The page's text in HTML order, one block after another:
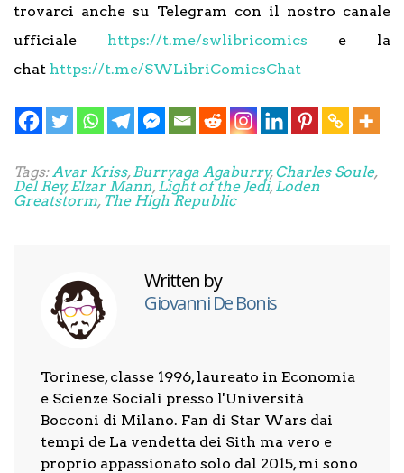
trovarci anche su Telegram con il nostro canale
ufficiale https://t.me/swlibricomics e la
chat https://t.me/SWLibriComicsChat
Tags:Avar Kriss,Burryaga Agaburry,Charles Soule,
Del Rey,Elzar Mann,Light of the Jedi,Loden
Greatstorm, The High Republic
Written by
Giovanni De Bonis
Torinese, classe 1996, laureato in Economia
e Scienze Sociali presso l'Università
Bocconi di Milano. Fan di Star Wars dai
tempi de La vendetta dei Sith ma vero e
proprio appassionato solo dal 2015, mi sono